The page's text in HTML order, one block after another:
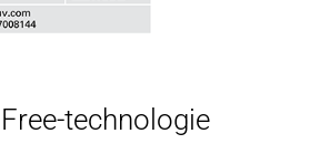
technologie